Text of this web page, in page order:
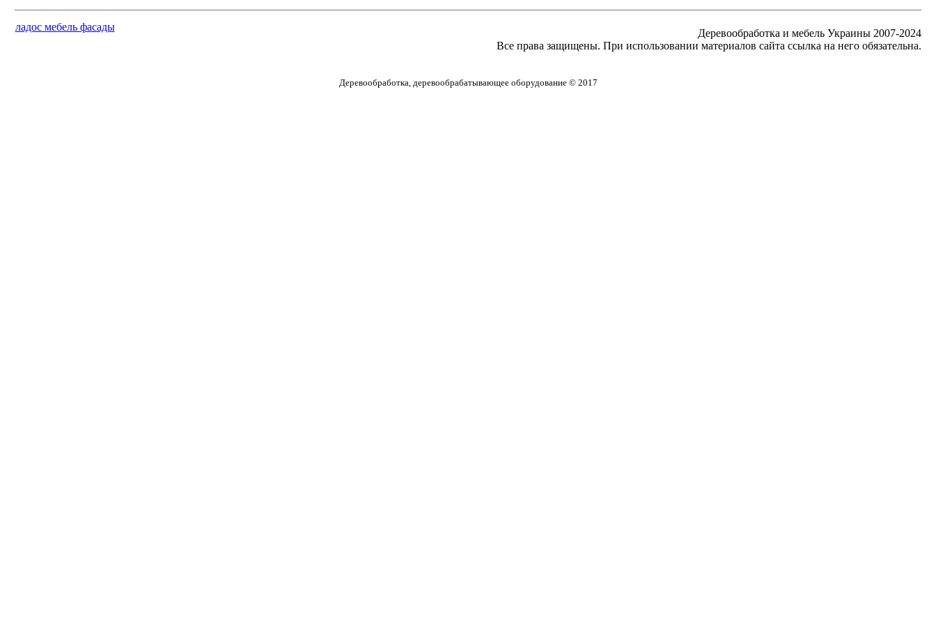
ладос мебель фасады
Деревообработка и мебель Украины 2007-2024
Все права защищены. При использовании материалов сайта ссылка на него обязательна.
Деревообработка, деревообрабатывающее оборудование © 2017